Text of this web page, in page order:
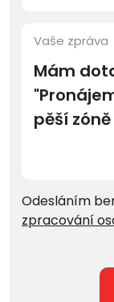
Vaše zpráva
Odesláním
zpracování